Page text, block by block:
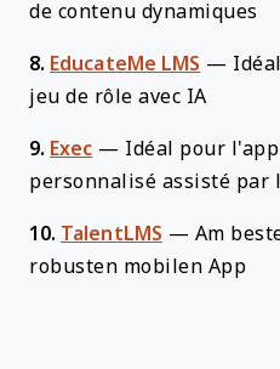
de contenu dynamiques
8. EducateMe LMS —
jeu de rôle avec IA
9. Exec — Idéal pour
personnalisé assisté par
10. TalentLMS — Am
robusten mobilen App